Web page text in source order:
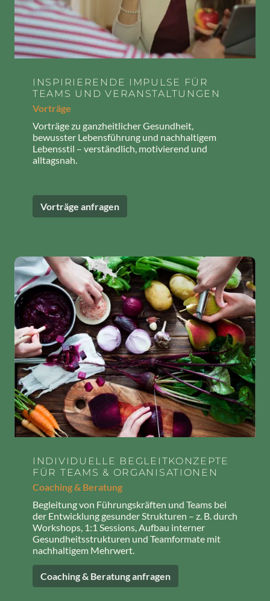
INSPIRIERENDE IMPULSE FÜR
TEAMS UND VERANSTALTUNGEN
Vorträge
Vorträge zu ganzheitlicher Gesundheit,
bewusster Lebensführung und nachhaltigem
Lebensstil – verständlich, motivierend und
alltagsnah.
Vorträge anfragen
INDIVIDUELLE BEGLEITKONZEPTE
FÜR TEAMS & ORGANISATIONEN
Coaching & Beratung
Begleitung von Führungskräften und Teams bei
der Entwicklung gesunder Strukturen – z. B. durch
Workshops, 1:1 Sessions, Aufbau interner
Gesundheitsstrukturen und Teamformate mit
nachhaltigem Mehrwert.
Coaching & Beratung anfragen